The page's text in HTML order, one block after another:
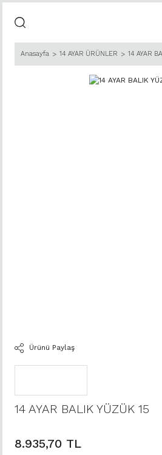
Anasayfa 14 AYAR ÜRÜNLER 14 AYAR
Ürünü Paylaş
14 AYAR BALIK YÜZÜK 15
8.935,70 TL